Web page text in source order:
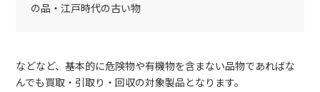
の品・江戸時代の古い物
などなど、基本的に危険物や有機物を含まない品物であればな
んでも買取・引取り・回収の対象製品となります。